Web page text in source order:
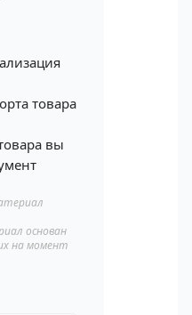
товара
вы
основан
на момент